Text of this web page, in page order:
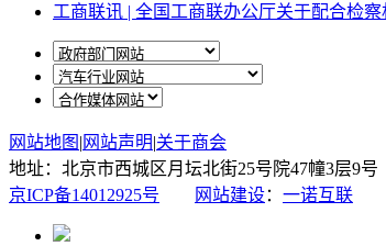
工商联讯 | 全国工商联办公厅关于配合检
网站地图 | 网站声明|关于商会
地址：北京市西城区月坛北街25号院47幢3层9号
京ICP备14012925号
网站建设： 一诺互联